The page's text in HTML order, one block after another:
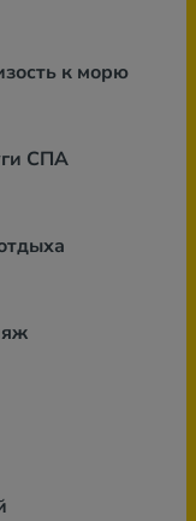
к морю
СПА